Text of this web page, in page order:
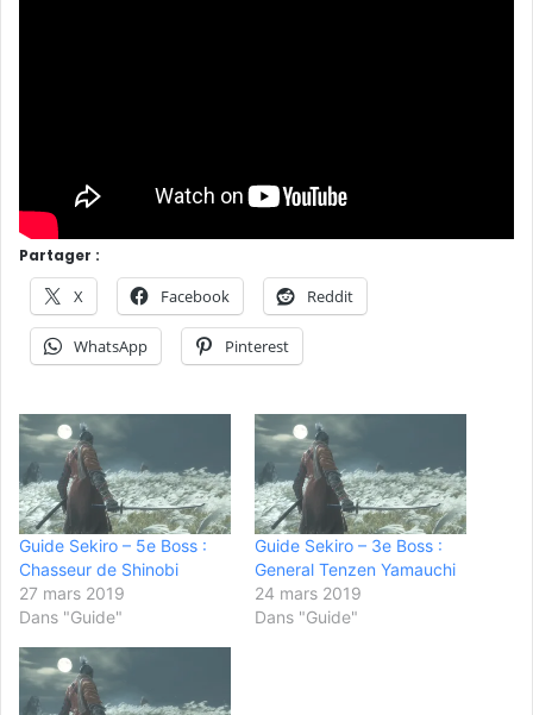
Partager :
X Facebook Reddit
WhatsApp Pinterest
Guide Sekiro – 5e Boss :
Chasseur de Shinobi
27 mars 2019
Dans "Guide"
Guide Sekiro – 3e Boss :
General Tenzen Yamauchi
24 mars 2019
Dans "Guide"